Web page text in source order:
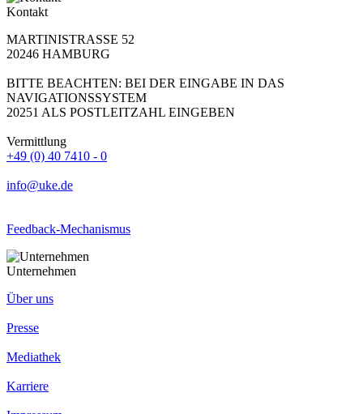
Kontakt
MARTINISTRASSE 52
20246 HAMBURG
BITTE BEACHTEN: BEI DER EINGABE IN DAS
NAVIGATIONSSYSTEM
20251 ALS POSTLEITZAHL EINGEBEN
Vermittlung
+49 (0) 40 7410 - 0
info@uke.de
Feedback-Mechanismus
Unternehmen
Über uns
Presse
Mediathek
Karriere